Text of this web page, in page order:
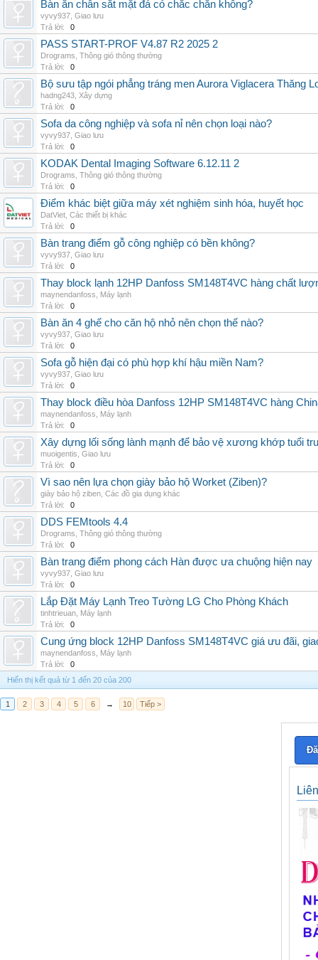
Bàn ăn chân sắt mặt đá có chắc chắn không?
vyvy937 Giao lưu
Trả lời:
0
PASS START-PROF V4.87 R2 2025 2
Drograms Thông gió thông thường
Trả lời:
0
Bộ sưu tập ngói phẳng tráng men Aurora Viglacera Thăng
hadng243 Xây dựng
Trả lời:
0
Sofa da công nghiệp và sofa nỉ nên chọn loại nào?
vyvy937 Giao lưu
Trả lời:
0
KODAK Dental Imaging Software 6.12.11 2
Drograms Thông gió thông thường
Trả lời:
0
Điểm khác biệt giữa máy xét nghiệm sinh hóa, huyết học
DatViet Các thiết bị khác
Trả lời:
0
Bàn trang điểm gỗ công nghiệp có bền không?
vyvy937 Giao lưu
Trả lời:
0
Thay block lạnh 12HP Danfoss SM148T4VC hàng chất
maynendanfoss
Máy lạnh
Trả lời:
0
Bàn ăn 4 ghế cho căn hộ nhỏ nên chọn thế nào?
vyvy937 Giao lưu
Trả lời:
0
Sofa gỗ hiện đại có phù hợp khí hậu miền Nam?
vyvy937 Giao lưu
Trả lời:
0
Thay block điều hòa Danfoss 12HP SM148T4VC hàng
maynendanfoss
Máy lạnh
Trả lời:
0
Xây dựng lối sống lành mạnh để bảo vệ xương khớp tuổi
muoigentis Giao lưu
Trả lời:
0
Vì sao nên lựa chọn giày bảo hộ Worket (Ziben)?
giày bảo hộ ziben Các đồ gia dụng khác
Trả lời:
0
DDS FEMtools 4.4
Drograms Thông gió thông thường
Trả lời:
0
Bàn trang điểm phong cách Hàn được ưa chuộng hiện nay
vyvy937 Giao lưu
Trả lời:
0
Lắp Đặt Máy Lạnh Treo Tường LG Cho Phòng Khách
tinhtrieuan Máy lạnh
Trả lời:
0
Cung ứng block 12HP Danfoss SM148T4VC giá ưu đãi,
maynendanfoss
Máy lạnh
Trả lời:
0
Hiển thị kết quả từ 1 đến 20 của 200
1 2 3 4 5 6 → 10 Tiếp >